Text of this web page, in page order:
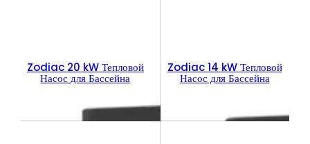
Zodiac 20 kW Тепловой
Насос для Бассейна
Zodiac 14 kW Тепловой
Насос для Бассейна